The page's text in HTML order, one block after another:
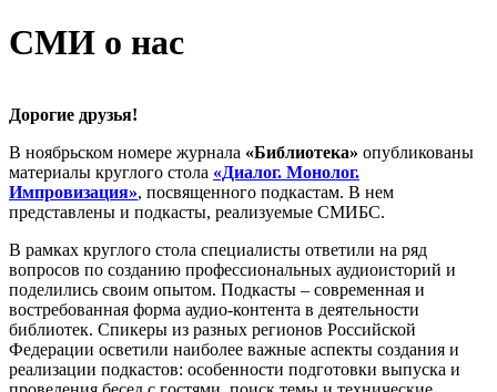
СМИ о нас
Дорогие друзья!
В ноябрьском номере журнала «Библиотека» опубликованы
материалы круглого стола «Диалог. Монолог.
Импровизация», посвященного подкастам. В нем
представлены и подкасты, реализуемые СМИБС.
В рамках круглого стола специалисты ответили на ряд
вопросов по созданию профессиональных аудиоисторий и
поделились своим опытом. Подкасты – современная и
востребованная форма аудио-контента в деятельности
библиотек. Спикеры из разных регионов Российской
Федерации осветили наиболее важные аспекты создания и
реализации подкастов: особенности подготовки выпуска и